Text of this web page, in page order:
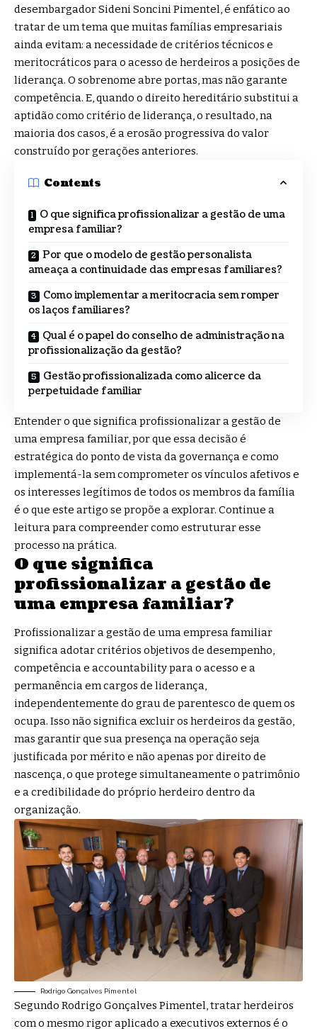
desembargador Sideni Soncini Pimentel, é enfático ao
tratar de um tema que muitas famílias empresariais
ainda evitam: a necessidade de critérios técnicos e
meritocráticos para o acesso de herdeiros a posições de
liderança. O sobrenome abre portas, mas não garante
competência. E, quando o direito hereditário substitui a
aptidão como critério de liderança, o resultado, na
maioria dos casos, é a erosão progressiva do valor
construído por gerações anteriores.
Contents
O que significa profissionalizar a gestão de uma
empresa familiar?
Por que o modelo de gestão personalista
ameaça a continuidade das empresas familiares?
Como implementar a meritocracia sem romper
os laços familiares?
Qual é o papel do conselho de administração na
profissionalização da gestão?
Gestão profissionalizada como alicerce da
perpetuidade familiar
Entender o que significa profissionalizar a gestão de
uma empresa familiar, por que essa decisão é
estratégica do ponto de vista da governança e como
implementá-la sem comprometer os vínculos afetivos e
os interesses legítimos de todos os membros da família
é o que este artigo se propõe a explorar. Continue a
leitura para compreender como estruturar esse
processo na prática.
O que significa
profissionalizar a gestão de
uma empresa familiar?
Profissionalizar a gestão de uma empresa familiar
significa adotar critérios objetivos de desempenho,
competência e accountability para o acesso e a
permanência em cargos de liderança,
independentemente do grau de parentesco de quem os
ocupa. Isso não significa excluir os herdeiros da gestão,
mas garantir que sua presença na operação seja
justificada por mérito e não apenas por direito de
nascença, o que protege simultaneamente o patrimônio
e a credibilidade do próprio herdeiro dentro da
organização.
Rodrigo Gonçalves Pimentel
Segundo Rodrigo Gonçalves Pimentel, tratar herdeiros
com o mesmo rigor aplicado a executivos externos é o